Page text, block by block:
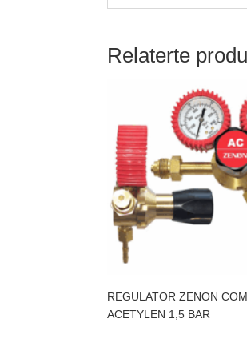
Relaterte
REGULATOR ZENON
ACETYLEN 1,5 BAR